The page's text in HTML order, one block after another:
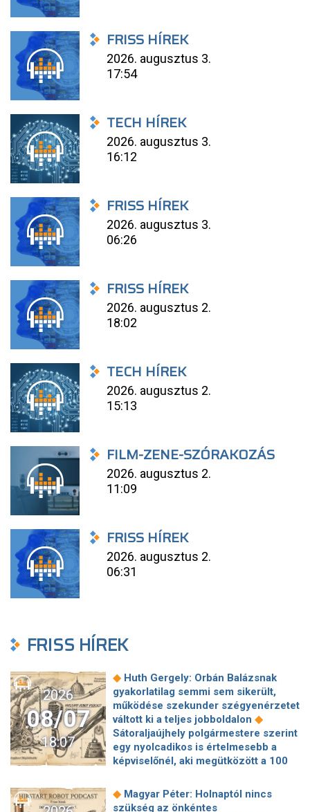
FRISS HÍREK
2026. augusztus 3.
17:54
TECH HÍREK
2026. augusztus 3.
16:12
FRISS HÍREK
2026. augusztus 3.
06:26
FRISS HÍREK
2026. augusztus 2.
18:02
TECH HÍREK
2026. augusztus 2.
15:13
FILM-ZENE-SZÓRAKOZÁS
2026. augusztus 2.
11:09
FRISS HÍREK
2026. augusztus 2.
06:31
FRISS HÍREK
2026
08/07
18:07
◆ Huth Gergely: Orbán Balázsnak
gyakorlatilag semmi sem sikerült,
működése szekunder szégyenérzetet
váltott ki a teljes jobboldalon ◆
Sátoraljaújhely polgármestere szerint
egy nyolcadikos is értelmesebb a
képviselőnél, aki megütközött a 100
hírszerzés szerint Putyin pár éven
belül megtámadhat egy NATO-
◆ Magyar Péter: Holnaptól nincs
szükség az önkéntes